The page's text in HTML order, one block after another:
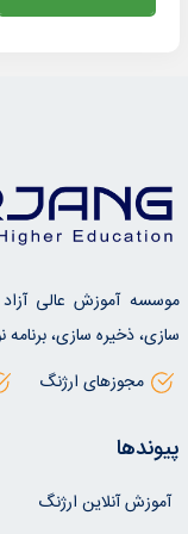
موسسه آموزش عالی آزاد
سازی، ذخیره سازی،
مجوزهای ارژنگ
پیوندها
آموزش آنلاین ارژنگ